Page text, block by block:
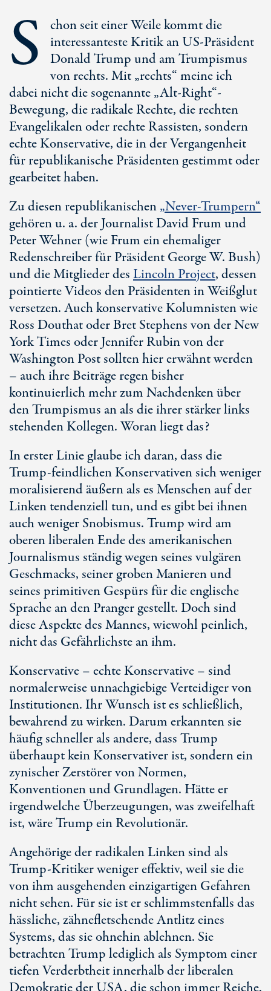
S
chon seit einer Weile kommt die
interessanteste Kritik an US-Präsident
Donald Trump und am Trumpismus
von rechts. Mit „rechts“ meine ich
dabei nicht die sogenannte „Alt-Right“-
Bewegung, die radikale Rechte, die rechten
Evangelikalen oder rechte Rassisten, sondern
echte Konservative, die in der Vergangenheit
für republikanische Präsidenten gestimmt oder
gearbeitet haben.
Zu diesen republikanischen„Never-Trumpern“
gehören u. a. der Journalist David Frum und
Peter Wehner (wie Frum ein ehemaliger
Redenschreiber für Präsident George W. Bush)
und die Mitglieder desLincoln Project, dessen
pointierte Videos den Präsidenten in Weißglut
versetzen. Auch konservative Kolumnisten wie
Ross Douthat oder Bret Stephens von der New
York Times oder Jennifer Rubin von der
Washington Post sollten hier erwähnt werden
– auch ihre Beiträge regen bisher
kontinuierlich mehr zum Nachdenken über
den Trumpismus an als die ihrer stärker links
stehenden Kollegen. Woran liegt das?
In erster Linie glaube ich daran, dass die
Trump-feindlichen Konservativen sich weniger
moralisierend äußern als es Menschen auf der
Linken tendenziell tun, und es gibt bei ihnen
auch weniger Snobismus. Trump wird am
oberen liberalen Ende des amerikanischen
Journalismus ständig wegen seines vulgären
Geschmacks, seiner groben Manieren und
seines primitiven Gespürs für die englische
Sprache an den Pranger gestellt. Doch sind
diese Aspekte des Mannes, wiewohl peinlich,
nicht das Gefährlichste an ihm.
Konservative – echte Konservative – sind
normalerweise unnachgiebige Verteidiger von
Institutionen. Ihr Wunsch ist es schließlich,
bewahrend zu wirken. Darum erkannten sie
häufig schneller als andere, dass Trump
überhaupt kein Konservativer ist, sondern ein
zynischer Zerstörer von Normen,
Konventionen und Grundlagen. Hätte er
irgendwelche Überzeugungen, was zweifelhaft
ist, wäre Trump ein Revolutionär.
Angehörige der radikalen Linken sind als
Trump-Kritiker weniger effektiv, weil sie die
von ihm ausgehenden einzigartigen Gefahren
nicht sehen. Für sie ist er schlimmstenfalls das
hässliche, zähnefletschende Antlitz eines
Systems, das sie ohnehin ablehnen. Sie
betrachten Trump lediglich als Symptom einer
tiefen Verderbtheit innerhalb der liberalen